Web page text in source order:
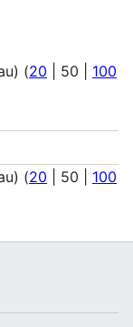
) (20 50
100
) (20 50
100